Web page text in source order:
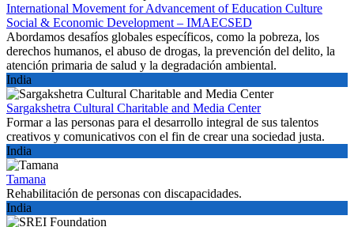
International Movement for Advancement of Education Culture
Social & Economic Development – IMAECSED
Abordamos desafíos globales específicos, como la pobreza, los
derechos humanos, el abuso de drogas, la prevención del delito, la
atención primaria de salud y la degradación ambiental.
India
Sargakshetra Cultural Charitable and Media Center
Formar a las personas para el desarrollo integral de sus talentos
creativos y comunicativos con el fin de crear una sociedad justa.
India
Tamana
Rehabilitación de personas con discapacidades.
India